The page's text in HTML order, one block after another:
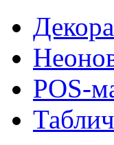
POS-